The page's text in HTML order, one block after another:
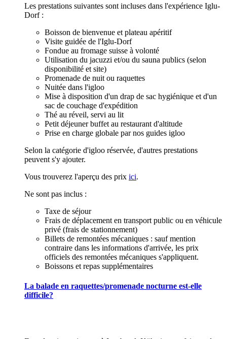
Les prestations suivantes sont incluses dans l'expérience Iglu-
Dorf :
Boisson de bienvenue et plateau apéritif
Visite guidée de l'Iglu-Dorf
Fondue au fromage suisse à volonté
Utilisation du jacuzzi et/ou du sauna publics (selon
disponibilité et site)
Promenade de nuit ou raquettes
Nuitée dans l'igloo
Mise à disposition d'un drap de sac hygiénique et d'un
sac de couchage d'expédition
Thé au réveil, servi au lit
Petit déjeuner buffet au restaurant d'altitude
Prise en charge globale par nos guides igloo
Selon la catégorie d'igloo réservée, d'autres prestations
peuvent s'y ajouter.
Vous trouverez l'aperçu des prix ici.
Ne sont pas inclus :
Taxe de séjour
Frais de déplacement en transport public ou en véhicule
privé (frais de stationnement)
Billets de remontées mécaniques : sauf mention
contraire dans les informations d'arrivée, les prix
officiels des remontées mécaniques s'appliquent.
Boissons et repas supplémentaires
La balade en raquettes/promenade nocturne est-elle
difficile?